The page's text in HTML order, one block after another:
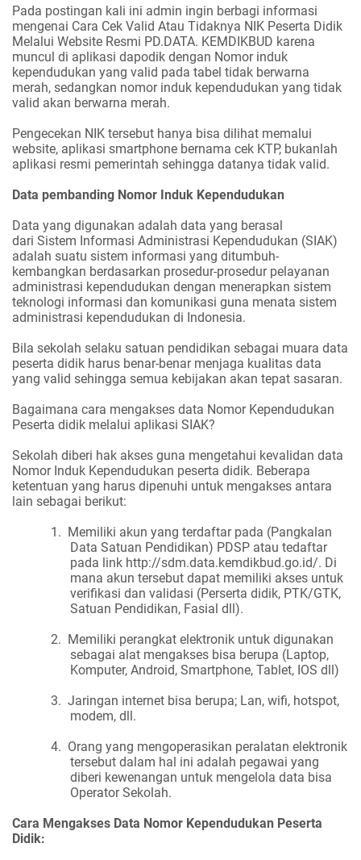
Pada postingan kali ini admin ingin berbagi informasi
mengenai Cara Cek Valid Atau Tidaknya NIK Peserta Didik
Melalui Website Resmi PD.DATA. KEMDIKBUD karena
muncul di aplikasi dapodik dengan Nomor induk
kependudukan yang valid pada tabel tidak berwarna
merah, sedangkan nomor induk kependudukan yang tidak
valid akan berwarna merah.
Pengecekan NIK tersebut hanya bisa dilihat memalui
website, aplikasi smartphone bernama cek KTP, bukanlah
aplikasi resmi pemerintah sehingga datanya tidak valid.
Data pembanding Nomor Induk Kependudukan
Data yang digunakan adalah data yang berasal
dari Sistem Informasi Administrasi Kependudukan (SIAK)
adalah suatu sistem informasi yang ditumbuh-
kembangkan berdasarkan prosedur-prosedur pelayanan
administrasi kependudukan dengan menerapkan sistem
teknologi informasi dan komunikasi guna menata sistem
administrasi kependudukan di Indonesia.
Bila sekolah selaku satuan pendidikan sebagai muara data
peserta didik harus benar-benar menjaga kualitas data
yang valid sehingga semua kebijakan akan tepat sasaran.
Bagaimana cara mengakses data Nomor Kependudukan
Peserta didik melalui aplikasi SIAK?
Sekolah diberi hak akses guna mengetahui kevalidan data
Nomor Induk Kependudukan peserta didik. Beberapa
ketentuan yang harus dipenuhi untuk mengakses antara
lain sebagai berikut:
1. Memiliki akun yang terdaftar pada (Pangkalan
Data Satuan Pendidikan) PDSP atau tedaftar
pada link http://sdm.data.kemdikbud.go.id/. Di
mana akun tersebut dapat memiliki akses untuk
verifikasi dan validasi (Perserta didik, PTK/GTK,
Satuan Pendidikan, Fasial dll).
2. Memiliki perangkat elektronik untuk digunakan
sebagai alat mengakses bisa berupa (Laptop,
Komputer, Android, Smartphone, Tablet, IOS dll)
3. Jaringan internet bisa berupa; Lan, wifi, hotspot,
modem, dll.
4. Orang yang mengoperasikan peralatan elektronik
tersebut dalam hal ini adalah pegawai yang
diberi kewenangan untuk mengelola data bisa
Operator Sekolah.
Cara Mengakses Data Nomor Kependudukan Peserta
Didik: